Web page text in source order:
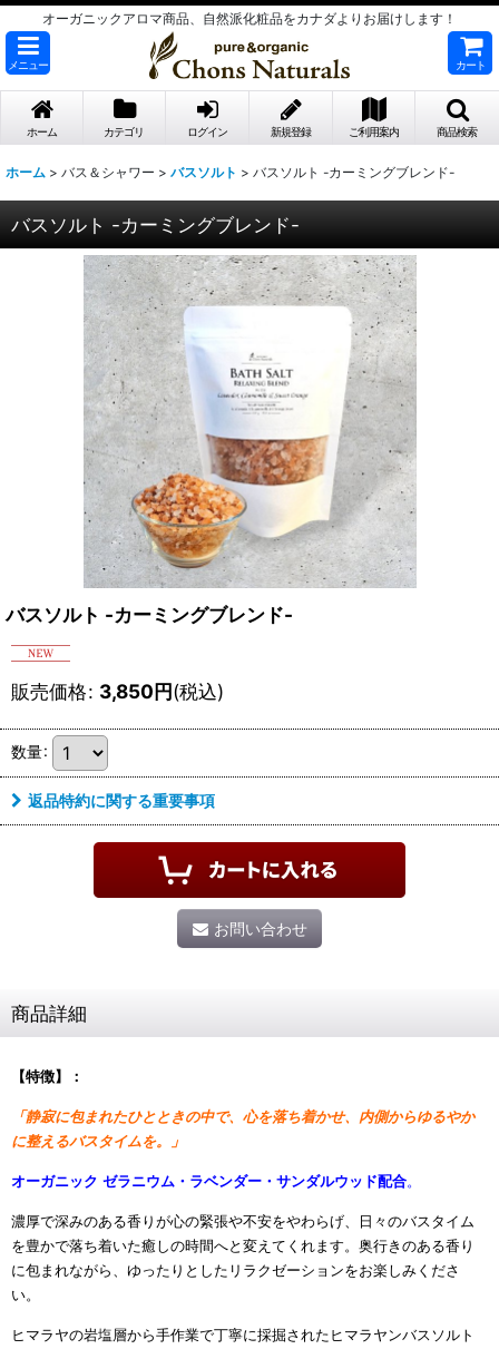
オーガニックアロマ商品、自然派化粧品をカナダよりお届けします！
メニュー カート
ホーム カテゴリ ログイン 新規登録 ご利用案内 商品検索
ホーム > バス＆シャワー > バスソルト > バスソルト -カーミングブレンド-
バスソルト -カーミングブレンド-
バスソルト -カーミングブレンド-
販売価格: 3,850円(税込)
数量:
返品特約に関する重要事項
お問い合わせ
商品詳細
【特徴】：
「静寂に包まれたひとときの中で、心を落ち着かせ、内側からゆるやか
に整えるバスタイムを。」
オーガニック ゼラニウム・ラベンダー・サンダルウッド配合。
濃厚で深みのある香りが心の緊張や不安をやわらげ、日々のバスタイム
を豊かで落ち着いた癒しの時間へと変えてくれます。奥行きのある香り
に包まれながら、ゆったりとしたリラクゼーションをお楽しみくださ
い。
ヒマラヤの岩塩層から手作業で丁寧に採掘されたヒマラヤンバスソルト